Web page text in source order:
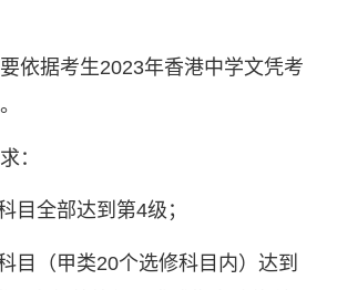
依据考生2023年香港中学文凭考
：
目全部达到第4级；
目（甲类20个选修科目内）达到